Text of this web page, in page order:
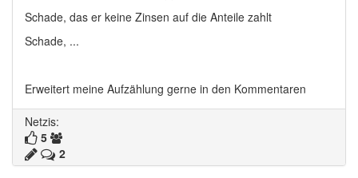
Schade, das er keine Zinsen auf die Anteile zahlt
Schade, ...
Erweitert meine Aufzählung gerne in den Kommentaren
Netzis:
5
2